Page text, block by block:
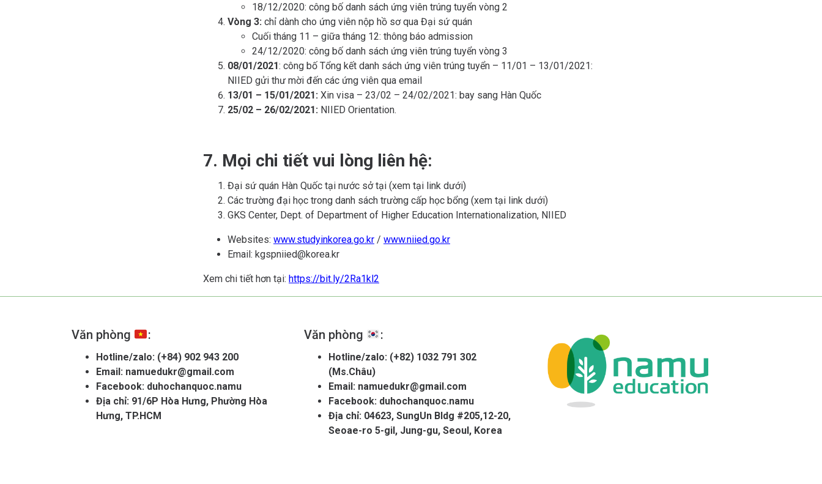
18/12/2020: công bố danh sách ứng viên trúng tuyển vòng 2
Vòng 3: chỉ dành cho ứng viên nộp hồ sơ qua Đại sứ quán
Cuối tháng 11 – giữa tháng 12: thông báo admission
24/12/2020: công bố danh sách ứng viên trúng tuyển vòng 3
08/01/2021: công bố Tổng kết danh sách ứng viên trúng tuyển – 11/01 – 13/01/2021:
NIIED gửi thư mời đến các ứng viên qua email
13/01 – 15/01/2021: Xin visa – 23/02 – 24/02/2021: bay sang Hàn Quốc
25/02 – 26/02/2021: NIIED Orientation.
7. Mọi chi tiết vui lòng liên hệ:
Đại sứ quán Hàn Quốc tại nước sở tại (xem tại link dưới)
Các trường đại học trong danh sách trường cấp học bổng (xem tại link dưới)
GKS Center, Dept. of Department of Higher Education Internationalization, NIIED
Websites: www.studyinkorea.go.kr / www.niied.go.kr
Email: kgspniied@korea.kr
Xem chi tiết hơn tại: https://bit.ly/2Ra1kl2
Văn phòng :
Hotline/zalo: (+84) 902 943 200
Email: namuedukr@gmail.com
Facebook: duhochanquoc.namu
Địa chỉ: 91/6P Hòa Hưng, Phường Hòa
Hưng, TP.HCM
Văn phòng :
Hotline/zalo: (+82) 1032 791 302
(Ms.Châu)
Email: namuedukr@gmail.com
Facebook: duhochanquoc.namu
Địa chỉ: 04623, SungUn Bldg #205,12-20,
Seoae-ro 5-gil, Jung-gu, Seoul, Korea